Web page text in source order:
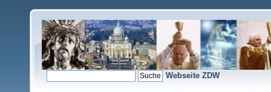
Webseite ZDW